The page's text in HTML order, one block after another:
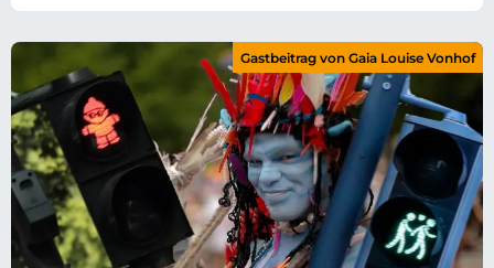
Gastbeitrag von Gaia Louise Vonhof